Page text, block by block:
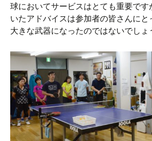
球においてサービスはとても重要で
いたアドバイスは参加者の皆さんにと
大きな武器になったのではないでしょ